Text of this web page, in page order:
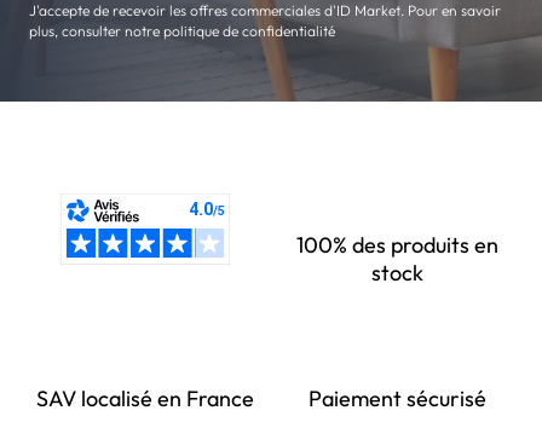
J'accepte de recevoir les offres commerciales d'ID Market. Pour en savoir
plus, consulter notre politique de confidentialité
100% des produits en
stock
SAV localisé en France Paiement sécurisé